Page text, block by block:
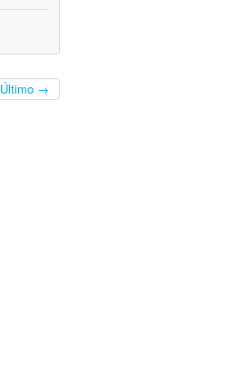
Último →